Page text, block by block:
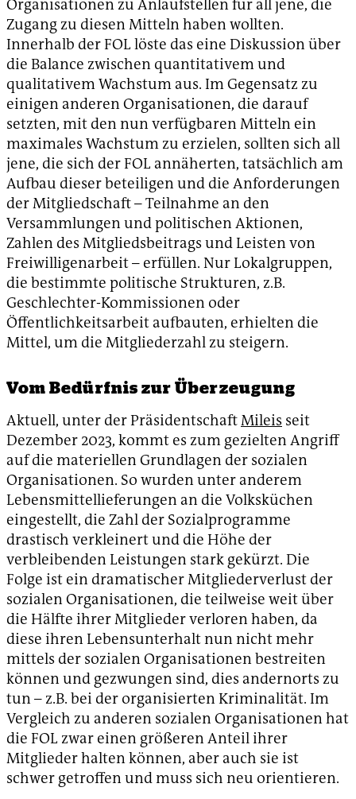
Organisationen zu Anlaufstellen für all jene, die
Zugang zu diesen Mitteln haben wollten.
Innerhalb der FOL löste das eine Diskussion über
die Balance zwischen quantitativem und
qualitativem Wachstum aus. Im Gegensatz zu
einigen anderen Organisationen, die darauf
setzten, mit den nun verfügbaren Mitteln ein
maximales Wachstum zu erzielen, sollten sich all
jene, die sich der FOL annäherten, tatsächlich am
Aufbau dieser beteiligen und die Anforderungen
der Mitgliedschaft – Teilnahme an den
Versammlungen und politischen Aktionen,
Zahlen des Mitgliedsbeitrags und Leisten von
Freiwilligenarbeit – erfüllen. Nur Lokalgruppen,
die bestimmte politische Strukturen, z.B.
Geschlechter-Kommissionen oder
Öffentlichkeitsarbeit aufbauten, erhielten die
Mittel, um die Mitgliederzahl zu steigern.
Vom Bedürfnis zur Überzeugung
Aktuell, unter der PräsidentschaftMileis seit
Dezember 2023, kommt es zum gezielten Angriff
auf die materiellen Grundlagen der sozialen
Organisationen. So wurden unter anderem
Lebensmittellieferungen an die Volksküchen
eingestellt, die Zahl der Sozialprogramme
drastisch verkleinert und die Höhe der
verbleibenden Leistungen stark gekürzt. Die
Folge ist ein dramatischer Mitgliederverlust der
sozialen Organisationen, die teilweise weit über
die Hälfte ihrer Mitglieder verloren haben, da
diese ihren Lebensunterhalt nun nicht mehr
mittels der sozialen Organisationen bestreiten
können und gezwungen sind, dies andernorts zu
tun – z.B. bei der organisierten Kriminalität. Im
Vergleich zu anderen sozialen Organisationen hat
die FOL zwar einen größeren Anteil ihrer
Mitglieder halten können, aber auch sie ist
schwer getroffen und muss sich neu orientieren.